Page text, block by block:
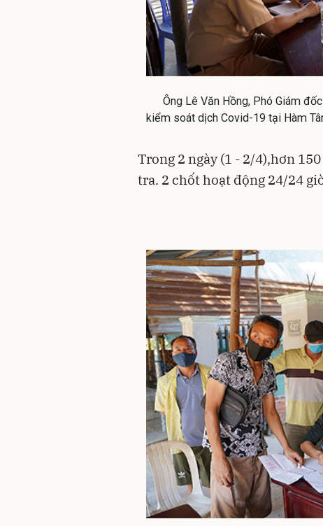
Ông Lê Văn Hồng, Phó Giám
kiểm soát dịch Covid-19 tại Hàm
Trong 2 ngày (1 - 2/4),hơn
tra. 2 chốt hoạt động 24/24